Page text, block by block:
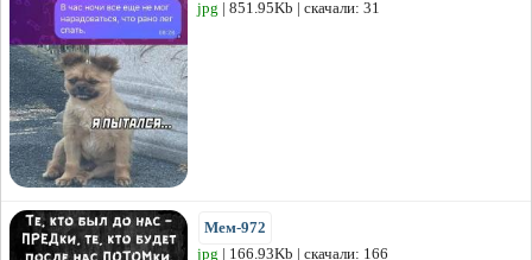
jpg | 851.95Kb | скачали: 31
Мем-972
jpg | 166.93Kb | скачали: 166